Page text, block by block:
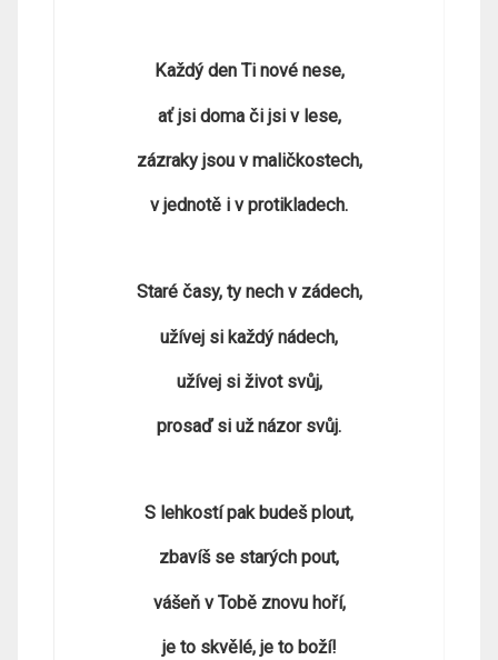
Každý den Ti nové nese,
ať jsi doma či jsi v lese,
zázraky jsou v maličkostech,
v jednotě i v protikladech.
Staré časy, ty nech v zádech,
užívej si každý nádech,
užívej si život svůj,
prosaď si už názor svůj.
S lehkostí pak budeš plout,
zbavíš se starých pout,
vášeň v Tobě znovu hoří,
je to skvělé, je to boží!